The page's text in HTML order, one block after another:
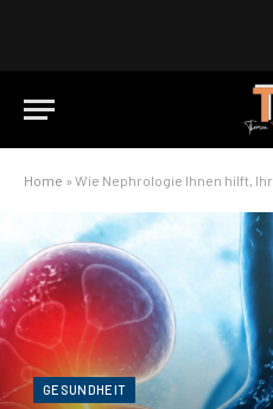
Home » Wie Nephrologie Ihnen hilft,
GESUNDHEIT